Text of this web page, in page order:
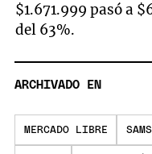
$1.671.999 pasó a
del 63%.
ARCHIVADO EN
MERCADO LIBRE